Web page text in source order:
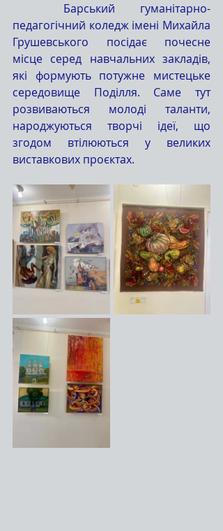
педагогічний коледж імені Михайла
Грушевського посідає почесне
місце серед навчальних закладів,
які формують потужне мистецьке
середовище Поділля. Саме тут
розвиваються молоді таланти,
народжуються творчі ідеї, що
згодом втілюються у великих
виставкових проєктах.